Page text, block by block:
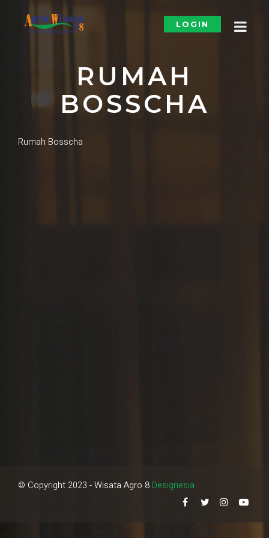
LOGIN
RUMAH
BOSSCHA
Rumah Bosscha
© Copyright 2023 - Wisata Agro 8 Designesia